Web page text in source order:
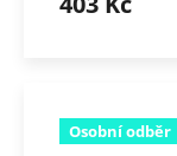
Osobní odběr